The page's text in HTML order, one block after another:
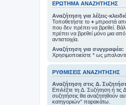
ΕΡΏΤΗΜΑ ΑΝΑΖΉΤΗΣΗΣ
Αναζήτηση για λέξεις-
Τοποθετήστε το + μπροστά
που δεν πρέπει να βρεθεί.
πρέπει να βρεθεί μόνο μια από
αντιστοιχία.
Αναζήτηση για συγγραφέα:
Χρησιμοποιείστε * ως
ΡΥΘΜΊΣΕΙΣ ΑΝΑΖΉΤΗΣΗΣ
Αναζήτηση στις Δ.
Επιλέξτε τη Δ. Συζήτηση ή τις
συζητήσεις θα αναζητηθούν
κατηγοριών“ παρακάτω.